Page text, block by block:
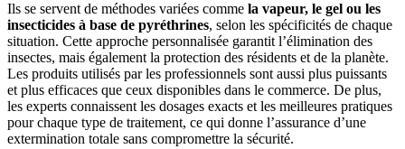
Ils se servent de méthodes variées comme la vapeur, le gel ou les
insecticides à base de pyréthrines, selon les spécificités de chaque
situation. Cette approche personnalisée garantit l’élimination des
insectes, mais également la protection des résidents et de la planète.
Les produits utilisés par les professionnels sont aussi plus puissants
et plus efficaces que ceux disponibles dans le commerce. De plus,
les experts connaissent les dosages exacts et les meilleures pratiques
pour chaque type de traitement, ce qui donne l’assurance d’une
extermination totale sans compromettre la sécurité.